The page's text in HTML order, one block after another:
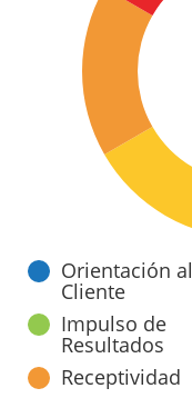
Orientación al
Cliente
Impulso de
Resultados
Receptividad